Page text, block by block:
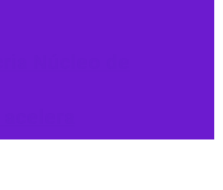
Núcleo de